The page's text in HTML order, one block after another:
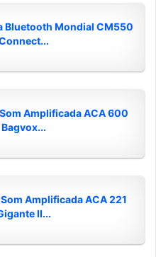
Bluetooth Mondial CM550
Amplificada ACA 600
Bagvox...
Amplificada ACA 221
II...